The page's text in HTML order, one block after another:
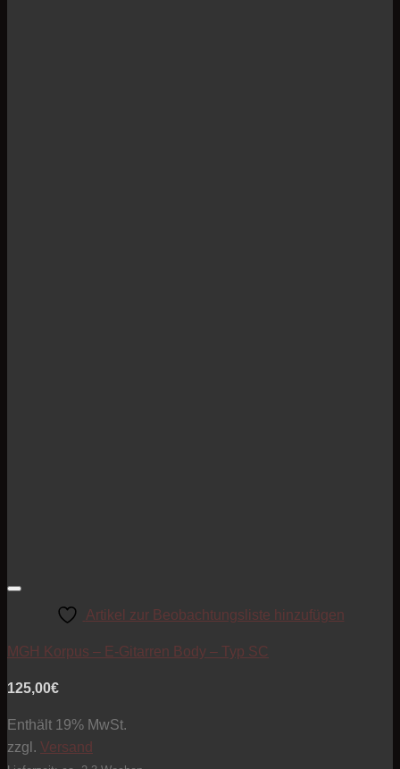
Artikel zur Beobachtungsliste hinzufügen
MGH Korpus – E-Gitarren Body – Typ SC
125,00€
Enthält 19% MwSt.
zzgl. Versand